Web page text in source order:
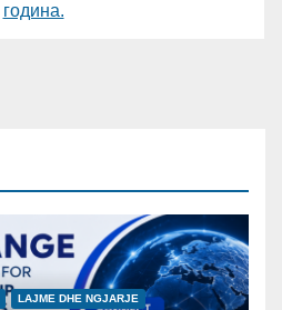
година.
LAJME DHE NGJARJE